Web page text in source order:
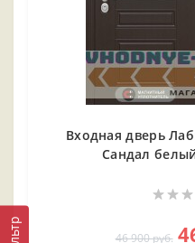
Входная дверь
Сандал
46 900 руб.